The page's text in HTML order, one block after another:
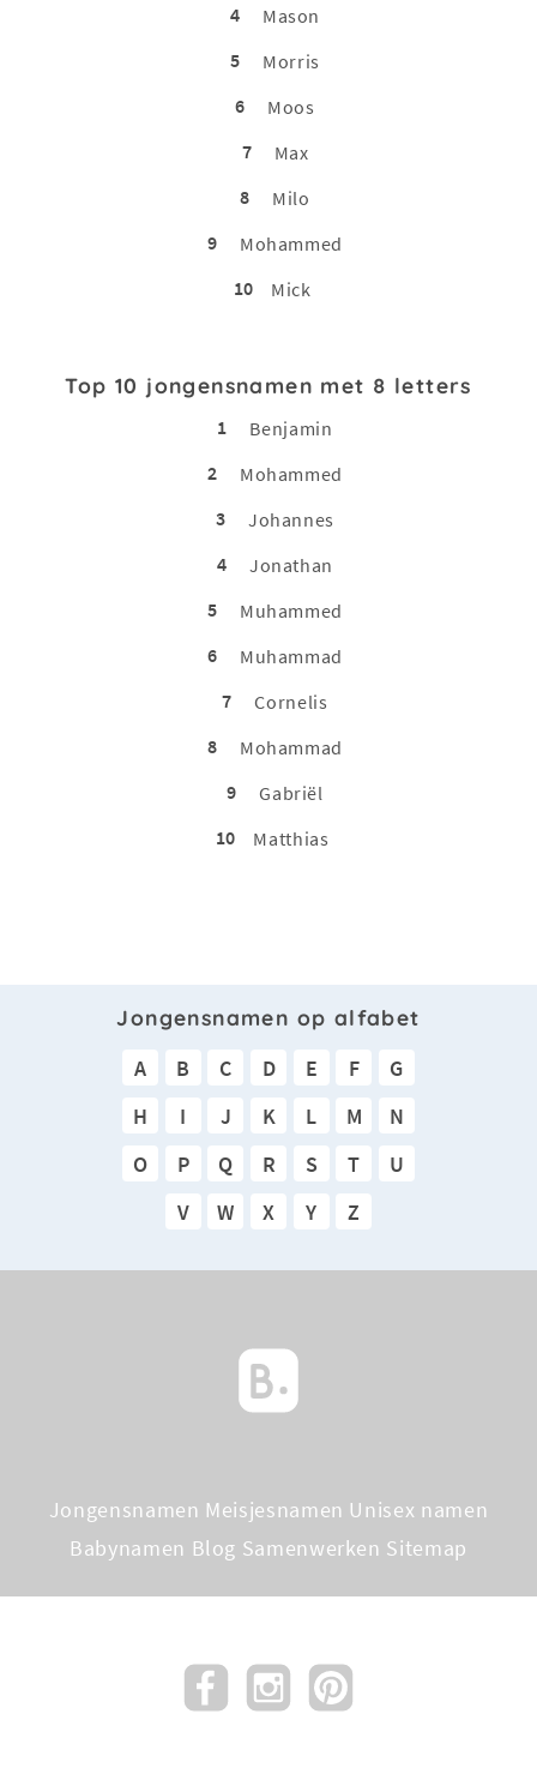
4
Mason
5
Morris
6
Moos
7
Max
8
Milo
9
Mohammed
10
Mick
Top 10 jongensnamen met 8 letters
1
Benjamin
2
Mohammed
3
Johannes
4
Jonathan
5
Muhammed
6
Muhammad
7
Cornelis
8
Mohammad
9
Gabriël
10
Matthias
Jongensnamen op alfabet
A B C D E F
G
H
I J K L M
N
O
P Q R S T
U
V
W X Y Z
Jongensnamen Meisjesnamen Unisex namen
Babynamen Blog Samenwerken Sitemap